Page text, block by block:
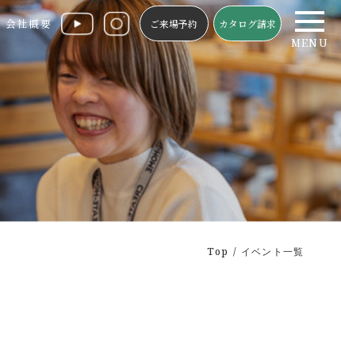
会社概要 ご来場予約 カタログ請求
MENU
Top イベント一覧